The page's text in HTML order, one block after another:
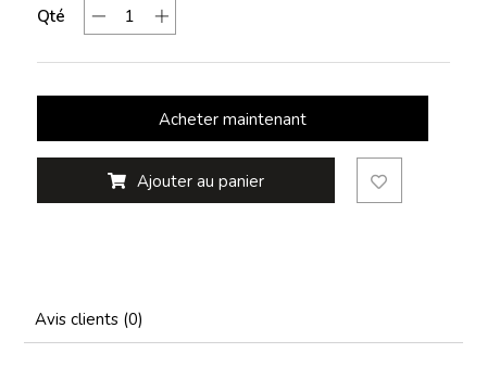
Qté
Acheter maintenant
Ajouter au panier
Avis clients (0)